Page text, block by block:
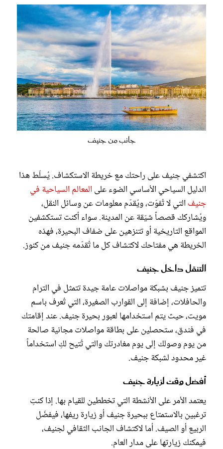
جانب من جنيف
اكتشفي جنيف على راحتك مع خريطة الاستكشاف. يُسلّط هذا
الدليل السياحي الأساسي الضوء على المعالم السياحية في
جنيف التي لا تُفوّت، ويُقدّم معلومات عن وسائل النقل،
ويُشاركك قصصاً شيّقة عن المدينة. سواء أكنت تستكشفين
المواقع التاريخية أو تتنزهين على ضفاف البحيرة، فهذه
الخريطة هي مفتاحك لاكتشاف كل ما تُقدّمه جنيف من كنوز.
التنقل داخل جنيف
تتميز جنيف بشبكة مواصلات عامة جيدة تتمثل في الترام
والحافلات، إضافة إلى القوارب الصغيرة، التي تُعرف باسم
مويت، حيث يتم استخدامها لعبور بحيرة جنيف. عند إقامتك
في فندق، ستحصلين على بطاقة مواصلات مجانية صالحة
من يوم وصولك إلى يوم مغادرتك والتي تُتيح لكِ استخداماً
غير محدود لشبكة جنيف.
أفضل وقت لزيارة جنيف
يعتمد الأمر على الأنشطة التي تخططين للقيام بها. إذا كنتِ
ترغبين بالاستمتاع ببحيرة جنيف أو زيارة ريفها، فيفضّل
الربيع أو الصيف. أما لاكتشاف الجانب الثقافي لجنيف،
فيمكنك زيارتها على مدار العام.